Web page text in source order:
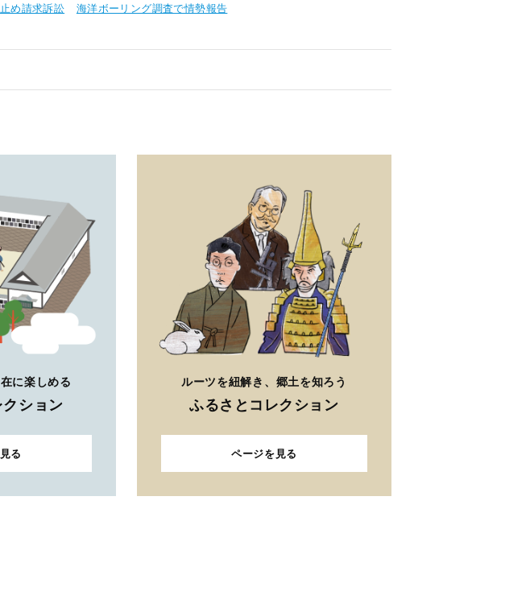
め請求訴訟
海洋ボーリング調査で情勢報告
に楽しめる
ション
る
ルーツを紐解き、郷土を知ろう
ふるさとコレクション
ページを見る